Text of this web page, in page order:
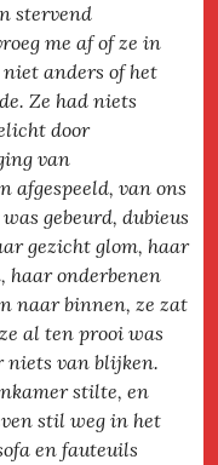
stervend
me af of ze in
anders of het
Ze had niets
door
van
afgespeeld, van ons
gebeurd, dubieus
gezicht glom, haar
haar onderbenen
naar binnen, ze zat
al ten prooi was
van blijken.
stilte, en
stil weg in het
en fauteuils